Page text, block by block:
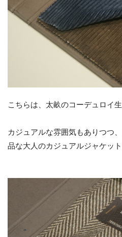
こちらは、太畝のコーデュロイ生
カジュアルな雰囲気もありつつ
品な大人のカジュアルジャケット